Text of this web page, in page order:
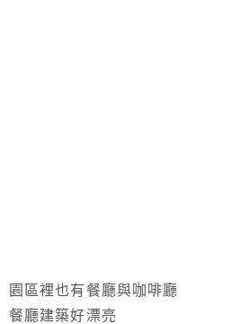
園區裡也有餐廳與咖啡廳
餐廳建築好漂亮